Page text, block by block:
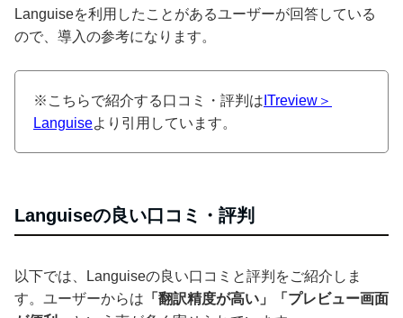
Languiseを利用したことがあるユーザーが回答している
ので、導入の参考になります。
※こちらで紹介する口コミ・評判は ITreview＞
Languiseより引用しています。
Languiseの良い口コミ・評判
以下では、Languiseの良い口コミと評判をご紹介しま
す。ユーザーからは 「翻訳精度が高い」「プレビュー画面